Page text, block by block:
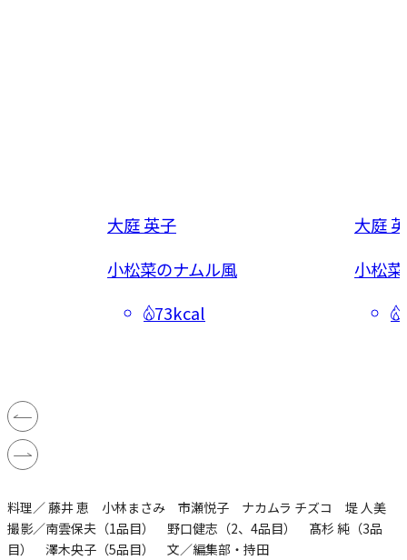
大庭 英子
小松菜のナムル風
73kcal
大庭
小松
料理／ 藤井 恵 小林まさみ 市瀬悦子 ナカムラ チズコ 堤 人美
撮影／南雲保夫（1品目） 野口健志（2、4品目） 髙杉 純（3品
目） 澤木央子（5品目） 文／編集部・持田